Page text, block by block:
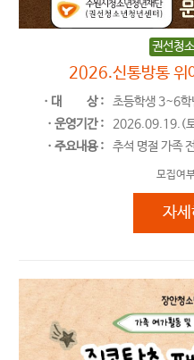
권선청
2026.신통방통 위
ㆍ대 상 :
초등학생 3~6학
ㆍ운영기간 :
2026.09.19.(
ㆍ주요내용 :
추석 명절 가족
모집여
자세